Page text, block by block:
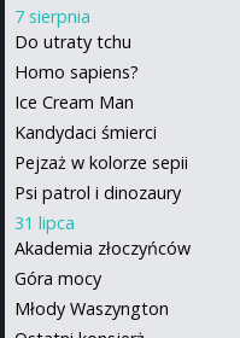
7 sierpnia
Do utraty tchu
Homo sapiens?
Ice Cream Man
Kandydaci śmierci
Pejzaż w kolorze sepii
Psi patrol i dinozaury
31 lipca
Akademia złoczyńców
Góra mocy
Młody Waszyngton